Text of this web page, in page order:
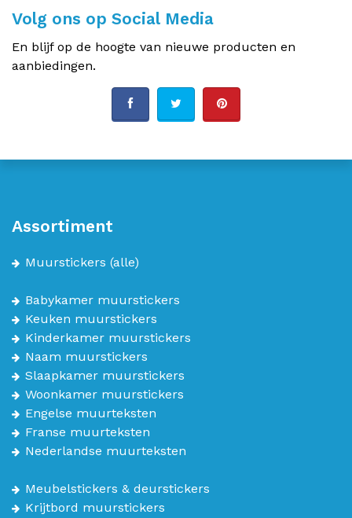
Volg ons op Social Media
En blijf op de hoogte van nieuwe producten en
aanbiedingen.
Assortiment
Muurstickers (alle)
Babykamer muurstickers
Keuken muurstickers
Kinderkamer muurstickers
Naam muurstickers
Slaapkamer muurstickers
Woonkamer muurstickers
Engelse muurteksten
Franse muurteksten
Nederlandse muurteksten
Meubelstickers & deurstickers
Krijtbord muurstickers